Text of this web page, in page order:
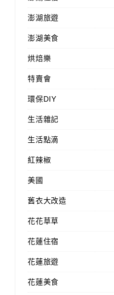
澎湖旅遊
澎湖美食
烘焙樂
特賣會
環保DIY
生活雜記
生活點滴
紅辣椒
美國
舊衣大改造
花花草草
花蓮住宿
花蓮旅遊
花蓮美食